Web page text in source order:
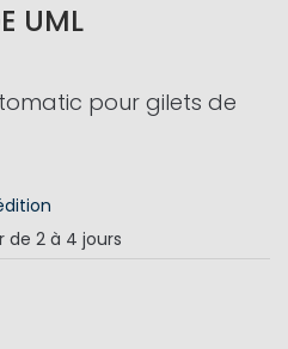
UML
pour gilets de
de 2 à 4 jours